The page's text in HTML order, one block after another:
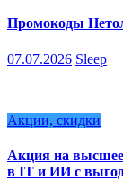
Промокоды
07.07.2026 Sleep
Акции, скидки
Акция на высшее
в IT и ИИ с